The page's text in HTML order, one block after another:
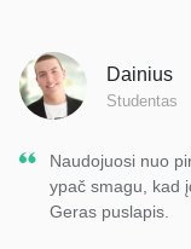
Dainius
Studentas
Naudojuosi nuo
ypač smagu, kad
Geras puslapis.